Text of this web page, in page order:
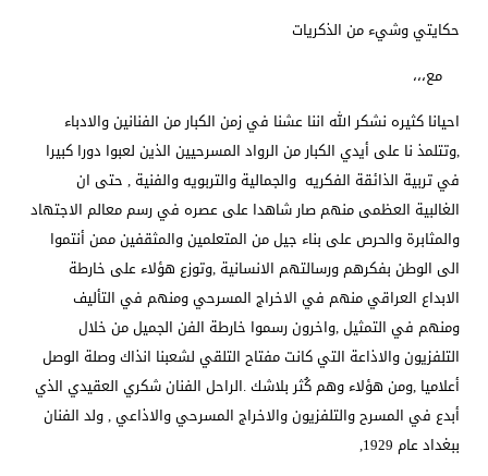
حكايتي وشيء من الذكريات
مع،،،
احيانا كثيره نشكر الله اننا عشنا في زمن الكبار من الفنانين والادباء
,وتتلمذ نا على أيدي الكبار من الرواد المسرحيين الذين لعبوا دورا كبيرا
في تربية الذائقة الفكريه والجمالية والتربويه والفنية , حتى ان
الغالبية العظمى منهم صار شاهدا على عصره في رسم معالم الاجتهاد
والمثابرة والحرص على بناء جيل من المتعلمين والمثقفين ممن أنتموا
الى الوطن بفكرهم ورسالتهم الانسانية ,وتوزع هؤلاء على خارطة
الابداع العراقي منهم في الاخراج المسرحي ومنهم في التأليف
ومنهم في التمثيل ,واخرون رسموا خارطة الفن الجميل من خلال
التلفزيون والاذاعة التي كانت مفتاح التلقي لشعبنا انذاك وصلة الوصل
أعلاميا ,ومن هؤلاء وهم كُثر بلاشك .الراحل الفنان شكري العقيدي الذي
أبدع في المسرح والتلفزيون والاخراج المسرحي والاذاعي , ولد الفنان
ببغداد عام 1929,